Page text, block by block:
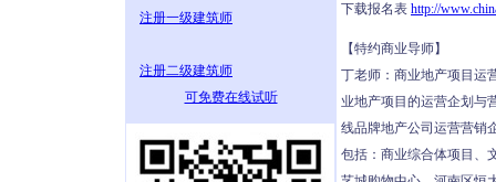
注册一级建筑师
注册二级建筑师
可免费在线试听
下载报名表 http://
【特约商业导师】
丁老师：商业地产项目运
业地产项目的运营企划与
线品牌地产公司运营营销
包括：商业综合体项目、